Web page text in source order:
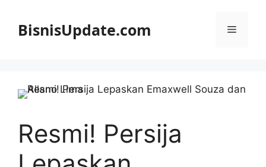
BisnisUpdate.com Menu
Resmi! Persija